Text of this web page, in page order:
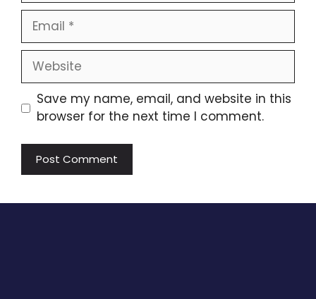
Email
Website
Save my name, email, and website in this
browser for the next time I comment.